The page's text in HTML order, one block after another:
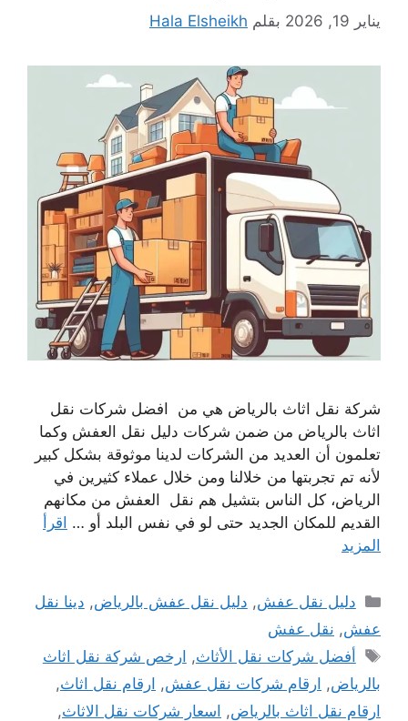
يناير 19, 2026 بقلم Hala Elsheikh
شركة نقل اثاث بالرياض هي من افضل شركات نقل
اثاث بالرياض من ضمن شركات دليل نقل العفش وكما
تعلمون أن العديد من الشركات لدينا موثوقة بشكل كبير
لأنه تم تجربتها من خلالنا ومن خلال عملاء كثيرين في
الرياض، كل الناس بتشيل هم نقل العفش من مكانهم
القديم للمكان الجديد حتى لو في نفس البلد أو … اقرأ
المزيد
التصنيفات
دليل نقل عفش, دليل نقل عفش بالرياض, دينا نقل
عفش, نقل عفش
الوسوم
أفضل شركات نقل الأثاث, ارخص شركة نقل اثاث
بالرياض, ارقام شركات نقل عفش, ارقام نقل اثاث,
ارقام نقل اثاث بالرياض, اسعار شركات نقل الاثاث,